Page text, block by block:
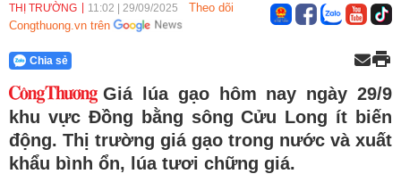
THỊ TRƯỜNG 11:02 29/09/2025
Theo dõi
Congthuong.vn trên
Chia sẻ
Giá lúa gạo hôm nay ngày 29/9
khu vực Đồng bằng sông Cửu Long ít biến
động. Thị trường giá gạo trong nước và xuất
khẩu bình ổn, lúa tươi chững giá.